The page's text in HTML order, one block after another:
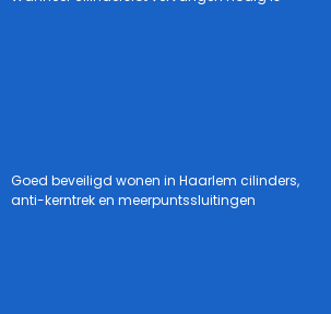
Goed beveiligd wonen in Haarlem cilinders,
anti-kerntrek en meerpuntssluitingen